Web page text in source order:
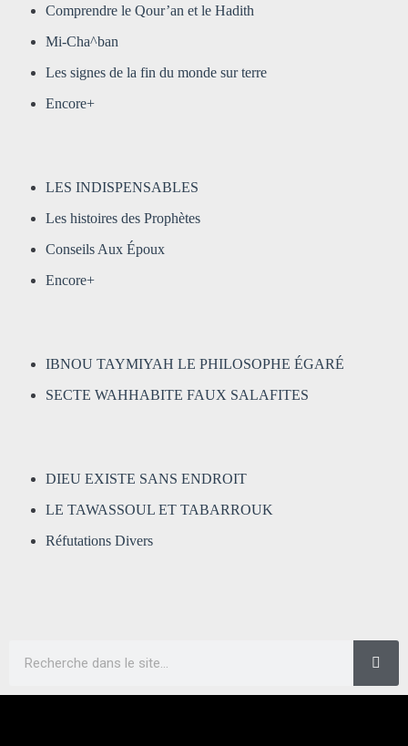
Comprendre le Qour’an et le Hadith
Mi-Cha^ban
Les signes de la fin du monde sur terre
Encore+
LES INDISPENSABLES
Les histoires des Prophètes
Conseils Aux Époux
Encore+
IBNOU TAYMIYAH LE PHILOSOPHE ÉGARÉ
SECTE WAHHABITE FAUX SALAFITES
DIEU EXISTE SANS ENDROIT
LE TAWASSOUL ET TABARROUK
Réfutations Divers